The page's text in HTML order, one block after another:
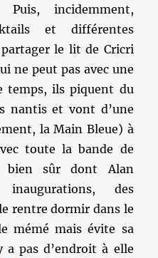
incidemment,
et différentes
le lit de Cricri
ne peut pas avec une
ils piquent du
nantis et vont d’une
la Main Bleue) à
toute la bande de
bien sûr dont Alan
des
rentre dormir dans le
mémé mais évite sa
a pas d’endroit à elle